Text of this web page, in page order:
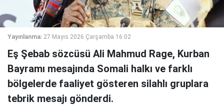
Yayınlanma: 27 Mayıs 2026 Çarşamba 16:02
Eş Şebab sözcüsü Ali Mahmud Rage, Kurban
Bayramı mesajında Somali halkı ve farklı
bölgelerde faaliyet gösteren silahlı gruplara
tebrik mesajı gönderdi.